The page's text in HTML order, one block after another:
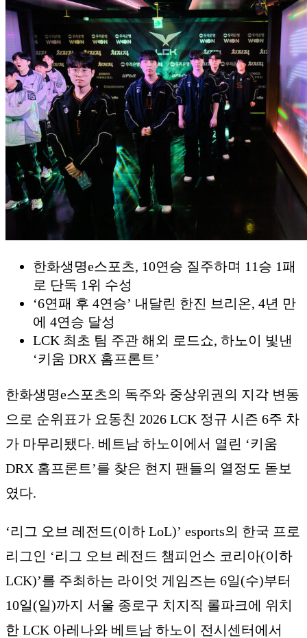
한화생명e스포츠, 10연승 질주하며 11승 1패
로 단독 1위 수성
‘6연패 후 4연승’ 내달린 한진 브리온, 4년 만
에 4연승 달성
LCK 최초 팀 주관 해외 로드쇼, 하노이 빛낸
‘키움 DRX 홈프론트’
한화생명e스포츠의 독주와 중상위권의 지각 변동
으로 순위표가 요동친 2026 LCK 정규 시즌 6주 차
가 마무리됐다. 베트남 하노이에서 열린 ‘키움
DRX 홈프론트’를 찾은 현지 팬들의 열정도 돋보
였다.
‘리그 오브 레전드(이하 LoL)’ esports의 한국 프로
리그인 ‘리그 오브 레전드 챔피언스 코리아(이하
LCK)’를 주최하는 라이엇 게임즈는 6일(수)부터
10일(일)까지 서울 종로구 치지직 롤파크에 위치
한 LCK 아레나와 베트남 하노이 전시센터에서